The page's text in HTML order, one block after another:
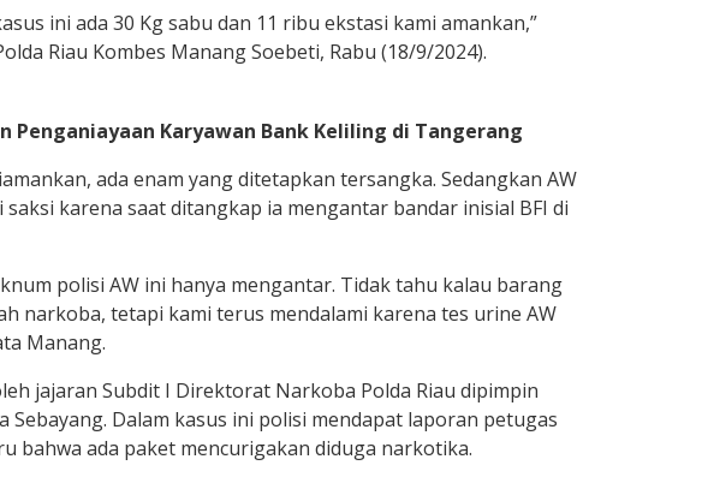
ini ada 30 Kg sabu dan 11 ribu ekstasi kami amankan,”
Riau Kombes Manang Soebeti, Rabu (18/9/2024).
Penganiayaan Karyawan Bank Keliling di Tangerang
ada enam yang ditetapkan tersangka. Sedangkan AW
karena saat ditangkap ia mengantar bandar inisial BFI di
polisi AW ini hanya mengantar. Tidak tahu kalau barang
narkoba, tetapi kami terus mendalami karena tes urine AW
Manang.
jajaran Subdit I Direktorat Narkoba Polda Riau dipimpin
Sebayang. Dalam kasus ini polisi mendapat laporan petugas
bahwa ada paket mencurigakan diduga narkotika.